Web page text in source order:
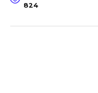
824